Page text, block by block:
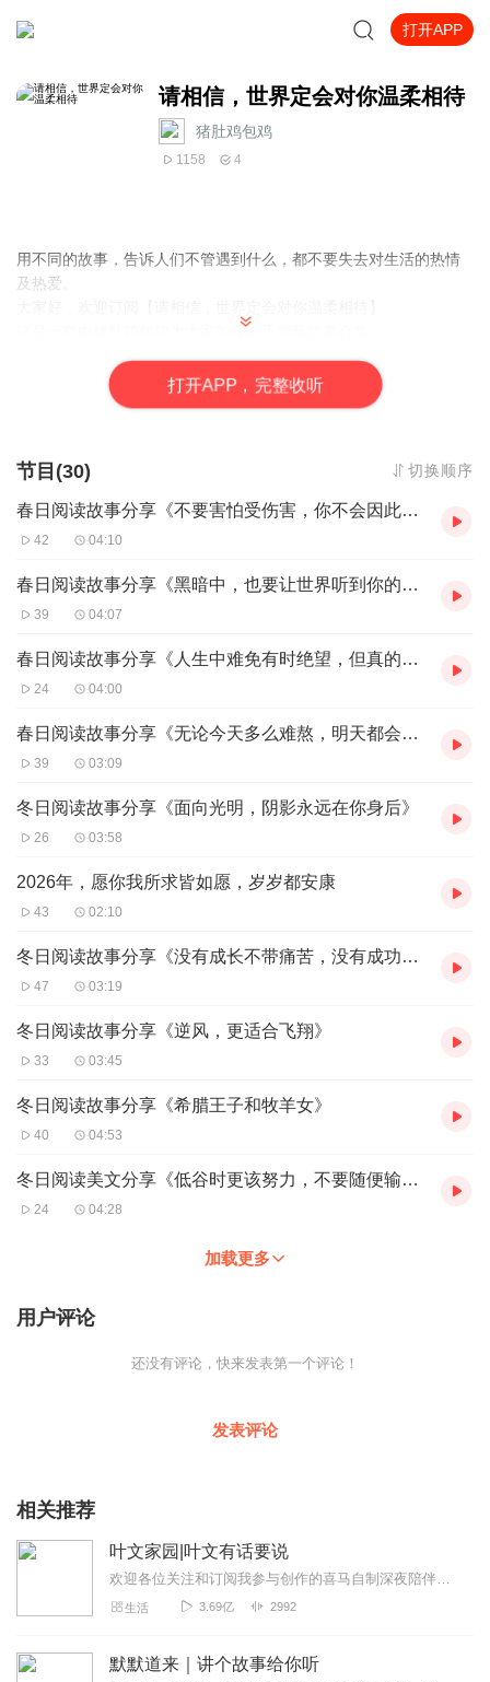
打开APP
请相信，世界定会对你温柔相待
猪肚鸡包鸡
1158 4
用不同的故事，告诉人们不管遇到什么，都不要失去对生活的热情
及热爱。
这是一档由猪肚鸡包鸡为大家朗读的正能量故事合集。
的人生境遇和故事，情感与心灵的碰撞，将会带来什么样的领悟与
反思呢?让我们一起感受吧!
打开APP，完整收听
节目(30) 切换顺序
春日阅读故事分享《不要害怕受伤害，你不会因此变得更糟糕》
42 04:10
春日阅读故事分享《黑暗中，也要让世界听到你的歌声》
39 04:07
春日阅读故事分享《人生中难免有时绝望，但真的不致崩盘》
24 04:00
春日阅读故事分享《无论今天多么难熬，明天都会如约而至》
39 03:09
冬日阅读故事分享《面向光明，阴影永远在你身后》
26 03:58
2026年，愿你我所求皆如愿，岁岁都安康
43 02:10
冬日阅读故事分享《没有成长不带痛苦，没有成功不花代价》
47 03:19
冬日阅读故事分享《逆风，更适合飞翔》
33 03:45
冬日阅读故事分享《希腊王子和牧羊女》
40 04:53
冬日阅读美文分享《低谷时更该努力，不要随便输掉未来》
24 04:28
加载更多
用户评论
还没有评论，快来发表第一个评论！
发表评论
相关推荐
叶文家园|叶文有话要说
欢迎各位关注和订阅我参与创作的喜马自制深夜陪伴谈话栏目《听你说·百态人声》【听你说·百态人声】每晚直播连线真实人间故事|叶文现场互动中|人间冷暖，抱团取暖每周...
生活 3.69亿 2992
默默道来｜讲个故事给你听